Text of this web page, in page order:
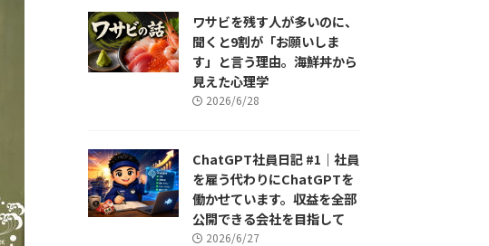
ワサビを残す人が多いのに、
聞くと9割が「お願いしま
す」と言う理由。海鮮丼から
見えた心理学
2026/6/28
ChatGPT社員日記 #1｜社員
を雇う代わりにChatGPTを
働かせています。収益を全部
公開できる会社を目指して
2026/6/27